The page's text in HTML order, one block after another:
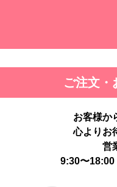
ご注文・
お客様か
心よりお
営
9:30〜18:00